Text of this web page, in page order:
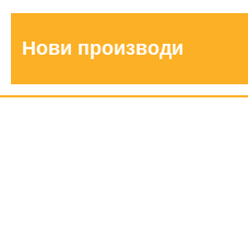
Нови производи